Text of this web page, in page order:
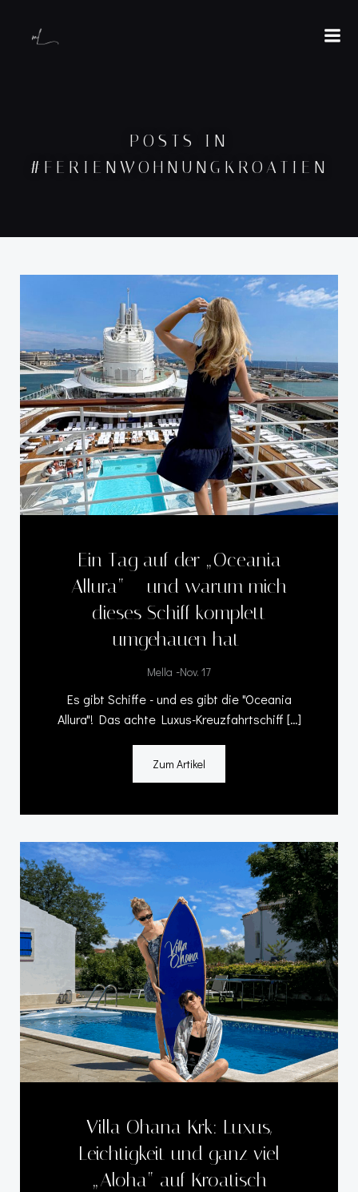
POSTS IN
#FERIENWOHNUNGKROATIEN
Ein Tag auf der „Oceania
Allura“ – und warum mich
dieses Schiff komplett
umgehauen hat
Mella -Nov. 17
Es gibt Schiffe - und es gibt die "Oceania
Allura"! Das achte Luxus-Kreuzfahrtschiff […]
Zum Artikel
Villa Ohana Krk: Luxus,
Leichtigkeit und ganz viel
„Aloha“ auf Kroatisch